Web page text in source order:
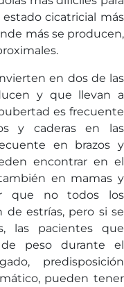
cicatricial más
más se producen,
en dos de las
y que llevan a
es frecuente
y caderas en las
en brazos y
encontrar en el
en mamas y
que no todos los
de estrías, pero si se
las pacientes que
de peso durante el
predisposición
pueden tener